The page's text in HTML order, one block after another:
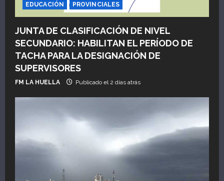
EDUCACIÓN PROVINCIALES
JUNTA DE CLASIFICACIÓN DE NIVEL
SECUNDARIO: HABILITAN EL PERÍODO DE
TACHA PARA LA DESIGNACIÓN DE
SUPERVISORES
FM LA HUELLA Publicado el 2 días atrás